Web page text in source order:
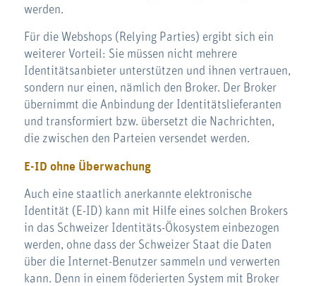
werden.
Für die Webshops (Relying Parties) ergibt sich ein
weiterer Vorteil: Sie müssen nicht mehrere
Identitätsanbieter unterstützen und ihnen vertrauen,
sondern nur einen, nämlich den Broker. Der Broker
übernimmt die Anbindung der Identitätslieferanten
und transformiert bzw. übersetzt die Nachrichten,
die zwischen den Parteien versendet werden.
E-ID ohne Überwachung
Auch eine staatlich anerkannte elektronische
Identität (E-ID) kann mit Hilfe eines solchen Brokers
in das Schweizer Identitäts-Ökosystem einbezogen
werden, ohne dass der Schweizer Staat die Daten
über die Internet-Benutzer sammeln und verwerten
kann. Denn in einem föderierten System mit Broker